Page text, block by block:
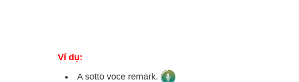
Ví dụ:
A sotto voce remark.